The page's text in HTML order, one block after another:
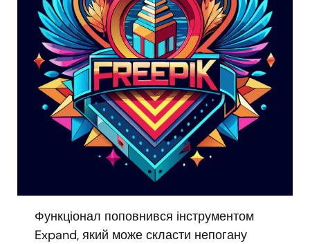
Функціонал поповнився інструментом
Expand, який може скласти непогану